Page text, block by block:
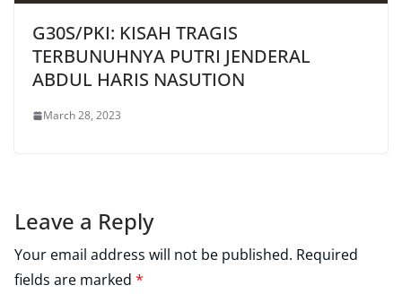
G30S/PKI: KISAH TRAGIS
TERBUNUHNYA PUTRI JENDERAL
ABDUL HARIS NASUTION
March 28, 2023
Leave a Reply
Your email address will not be published. Required
fields are marked *